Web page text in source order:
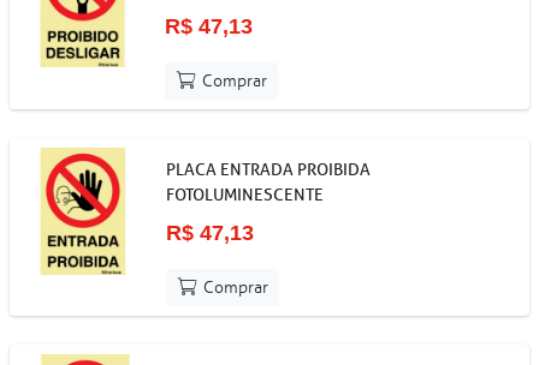
R$ 47,13
Comprar
PLACA ENTRADA PROIBIDA
FOTOLUMINESCENTE
R$ 47,13
Comprar